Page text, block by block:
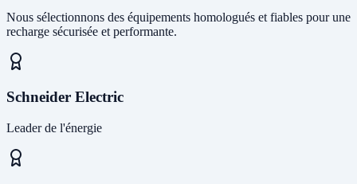
Nous sélectionnons des équipements homologués et fiables pour une
recharge sécurisée et performante.
Schneider Electric
Leader de l'énergie